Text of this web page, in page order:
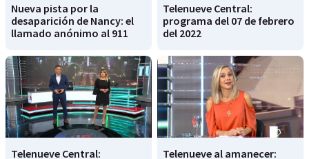
Nueva pista por la
desaparición de Nancy: el
llamado anónimo al 911
Telenueve Central:
programa del 07 de febrero
del 2022
Telenueve Central:
Telenueve al amanecer: